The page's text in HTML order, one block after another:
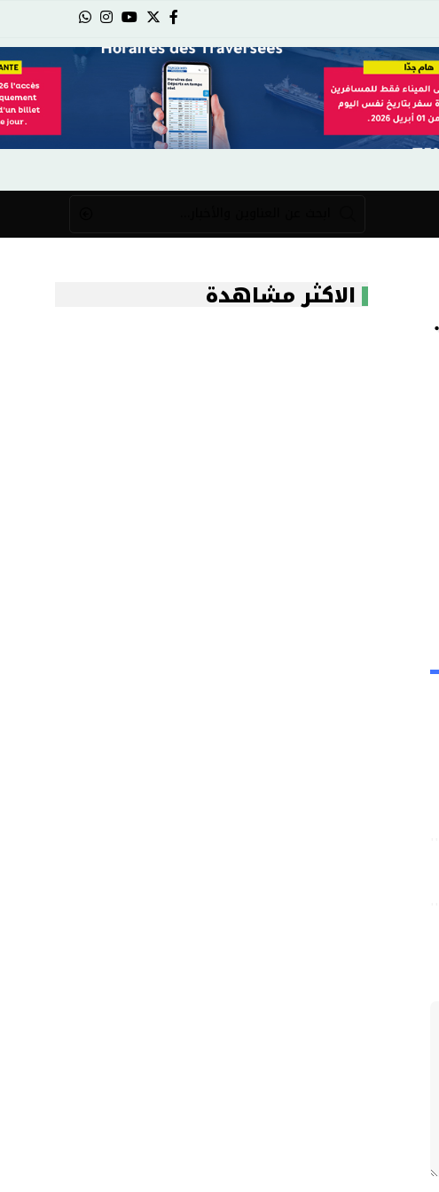
الاكثر مشاهدة